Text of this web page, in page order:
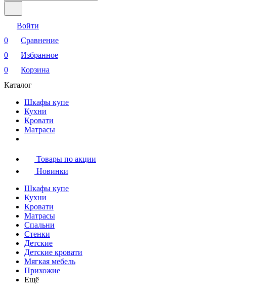
Войти
0
Сравнение
0
Избранное
0
Корзина
Каталог
Шкафы купе
Кухни
Кровати
Матрасы
Товары по акции
Новинки
Шкафы купе
Кухни
Кровати
Матрасы
Cпальни
Стенки
Детские
Детские кровати
Мягкая мебель
Прихожие
Ещё